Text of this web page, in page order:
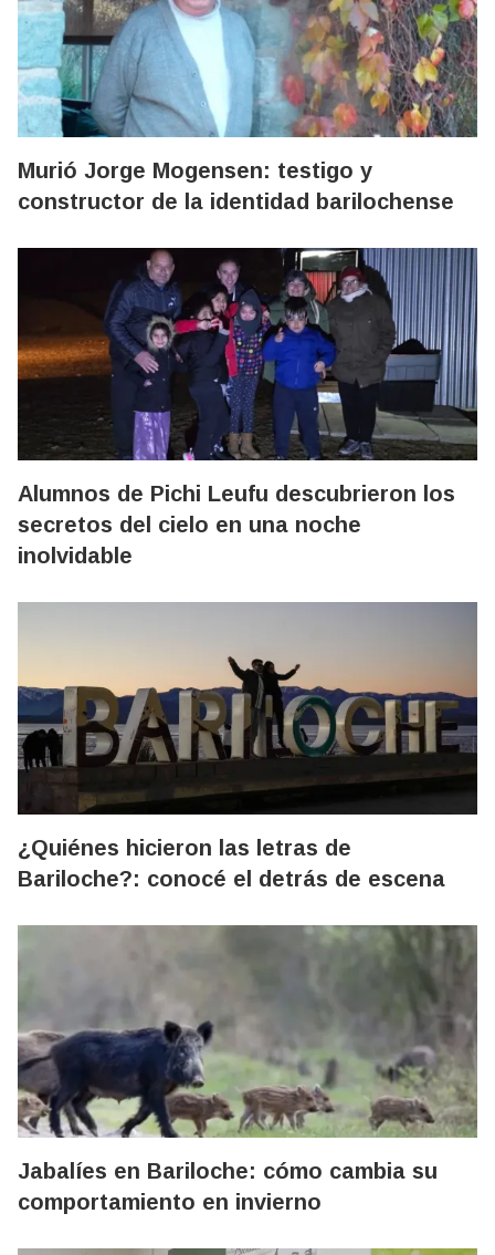
Murió Jorge Mogensen: testigo y
constructor de la identidad barilochense
Alumnos de Pichi Leufu descubrieron los
secretos del cielo en una noche
inolvidable
¿Quiénes hicieron las letras de
Bariloche?: conocé el detrás de escena
Jabalíes en Bariloche: cómo cambia su
comportamiento en invierno